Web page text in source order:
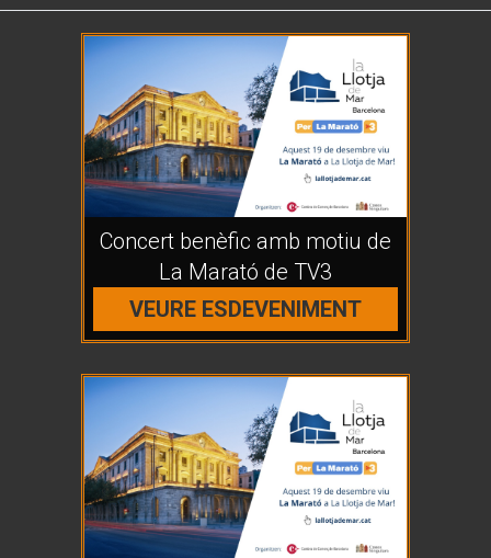
Concert benèfic amb motiu de
La Marató de TV3
VEURE ESDEVENIMENT